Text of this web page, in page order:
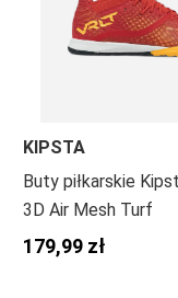
KIPSTA
Buty piłkarskie
3D Air Mesh Turf
179,99 zł